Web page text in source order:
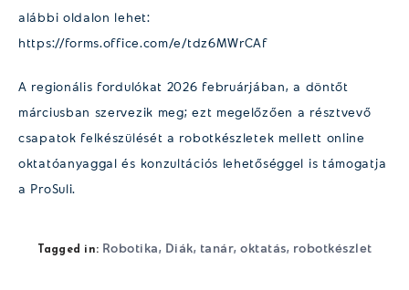
alábbi oldalon lehet:
https://forms.office.com/e/tdz6MWrCAf
A regionális fordulókat 2026 februárjában, a döntőt
márciusban szervezik meg; ezt megelőzően a résztvevő
csapatok felkészülését a robotkészletek mellett online
oktatóanyaggal és konzultációs lehetőséggel is támogatja
a ProSuli.
Tagged in: Robotika, Diák, tanár, oktatás, robotkészlet